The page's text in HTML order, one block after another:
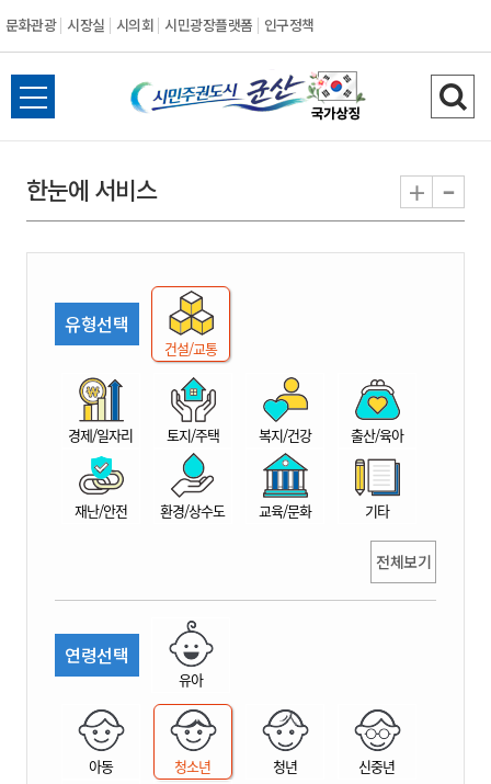
문화관광 시장실 시의회 시민광장플랫폼 인구정책
시
민
권
도
시
산
전
체
뉴
열
검
색
기
한눈에 서비스 + -
유형선택
건설/교통
경제/일자리 토지/주택 복지/건강 출산/육아
재난/안전 환경/상수도 교육/문화 기타
전체보기
연령선택
유아
아동 청소년 청년 신중년